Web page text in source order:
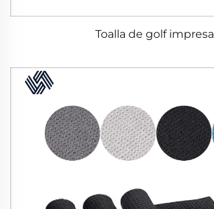
Toalla de golf impresa